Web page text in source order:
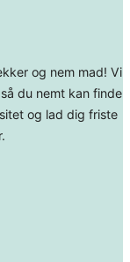
og nem mad! Vi
du nemt kan finde
og lad dig friste